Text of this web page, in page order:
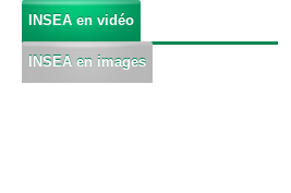
INSEA en vidéo
INSEA en images